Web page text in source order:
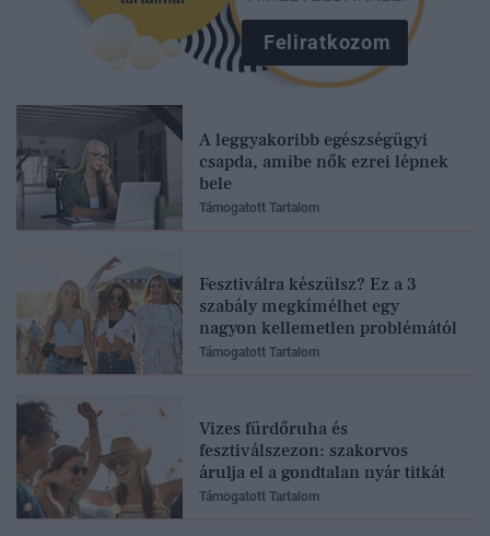
Feliratkozom
A leggyakoribb egészségügyi
csapda, amibe nők ezrei lépnek
bele
Támogatott Tartalom
Fesztiválra készülsz? Ez a 3
szabály megkímélhet egy
nagyon kellemetlen problémától
Támogatott Tartalom
Vizes fürdőruha és
fesztiválszezon: szakorvos
árulja el a gondtalan nyár titkát
Támogatott Tartalom